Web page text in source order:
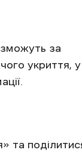
зможуть за
укриття, у
та